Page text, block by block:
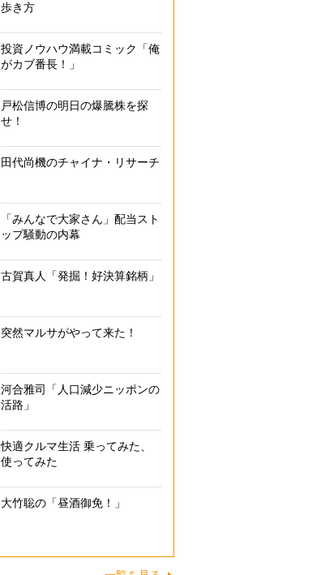
歩き方
投資ノウハウ満載コミック「俺
がカブ番長！」
戸松信博の明日の爆騰株を探
せ！
田代尚機のチャイナ・リサーチ
「みんなで大家さん」配当スト
ップ騒動の内幕
古賀真人「発掘！好決算銘柄」
突然マルサがやって来た！
河合雅司「人口減少ニッポンの
活路」
快適クルマ生活 乗ってみた、
使ってみた
大竹聡の「昼酒御免！」